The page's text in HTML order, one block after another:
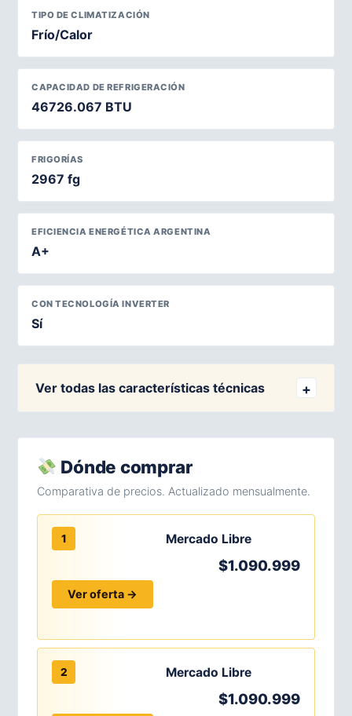
TIPO DE CLIMATIZACIÓN
Frío/Calor
CAPACIDAD DE REFRIGERACIÓN
46726.067 BTU
FRIGORÍAS
2967 fg
EFICIENCIA ENERGÉTICA ARGENTINA
A+
CON TECNOLOGÍA INVERTER
Sí
Ver todas las características técnicas
Dónde comprar
Comparativa de precios. Actualizado mensualmente.
1 Mercado Libre
$1.090.999
Ver oferta →
2 Mercado Libre
$1.090.999